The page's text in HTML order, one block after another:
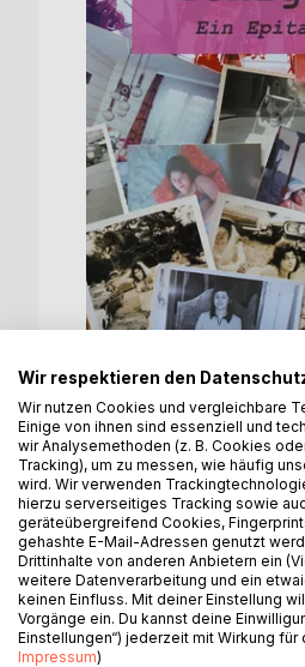
BESCHREIBUNG
Was gibt es über
Ein Leben in den
einer strengen
Humorvolle (und
Wir respektieren den
Wir nutzen Cookies und vergleichbare
Einige von ihnen sind essenziell und
wir Analysemethoden (z. B. Cookies
Tracking), um zu messen, wie häufig
wird. Wir verwenden
hierzu serverseitiges Tracking sowie
geräteübergreifend Cookies,
gehashte E-Mail-Adressen genutzt
Drittinhalte von anderen Anbietern ein
weitere Datenverarbeitung und ein
keinen Einfluss. Mit deiner Einstellung
Vorgänge ein. Du kannst deine
Einstellungen“) jederzeit mit Wirkung
Impressum)